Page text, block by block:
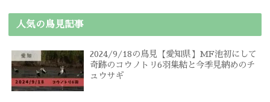
人気の鳥見記事
2024/9/18の鳥見【愛知県】MF池初にして
奇跡のコウノトリ6羽集結と今季見納めのチ
ュウサギ